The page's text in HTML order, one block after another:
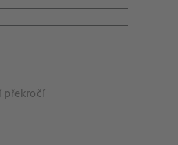
překročí